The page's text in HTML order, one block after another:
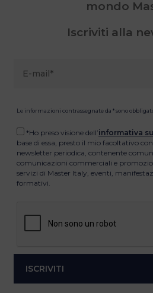
mondo
Iscriviti alla
Le informazioni contrassegnate da * sono
*Ho preso visione dell’informativa
base di essa, presto il mio facoltativo
newsletter periodica, contenente
comunicazioni commerciali e
servizi di Master Italy, eventi,
formativi.